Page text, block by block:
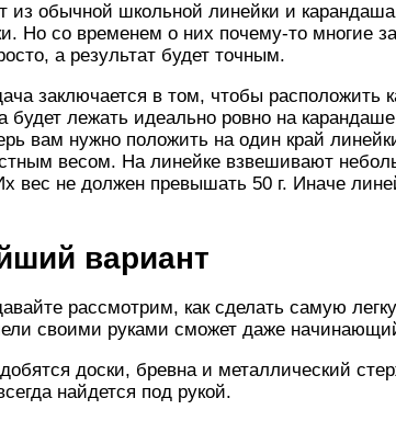
из обычной школьной линейки и
Но со временем о них почему-то многие
а результат будет точным.
заключается в том, чтобы расположить
будет лежать идеально ровно на
вам нужно положить на один край
весом. На линейке взвешивают
вес не должен превышать 50 г. Иначе
вариант
рассмотрим, как сделать самую
своими руками сможет даже
доски, бревна и металлический
найдется под рукой.